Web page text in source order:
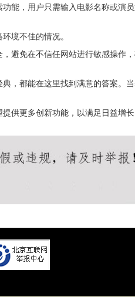
能，用户只需输入电影名称或演
境不佳的情况。
避免在不信任网站进行敏感操作
，都能在这里找到满意的答案。当
供更多创新功能，以满足日益增